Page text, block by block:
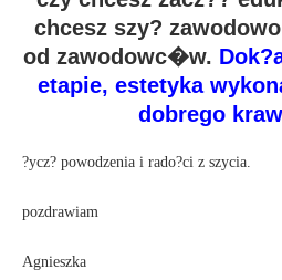
chcesz szy?
od zawodowc�w.
etapie, estetyka
dobrego
?ycz? powodzenia i rado?ci z szycia.
pozdrawiam
Agnieszka